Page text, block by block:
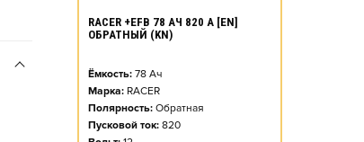
RACER +EFB 78 АЧ 820 А [EN]
ОБРАТНЫЙ (KN)
Ёмкость: 78 Ач
Марка: RACER
Полярность: Обратная
Пусковой ток: 820